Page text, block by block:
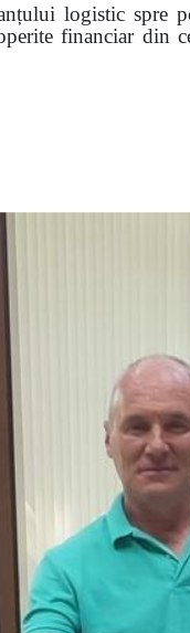
logistic
financiar din